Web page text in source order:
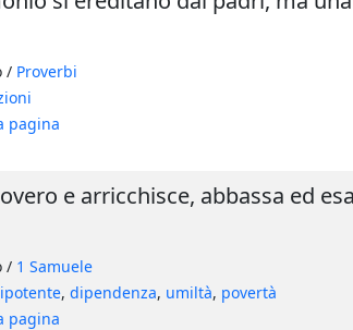
/ Proverbi
pagina
e arricchisce, abbassa ed
/ 1 Samuele
, dipendenza, umiltà, povertà
pagina